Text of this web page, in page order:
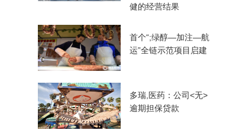
健的经营结果
首个“;绿醇—加注—航
运”全链示范项目启建
多瑞,医药：公司<无>
逾期担保贷款